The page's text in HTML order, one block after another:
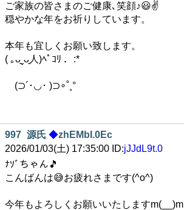
ご家族の皆さまのご健康､笑顔♪😃✌
穏やかな年をお祈りしています。
本年も宜しくお願い致します。
( ｡ᴗ͈ˬᴗ͈人)ﾍﾟｺﾘ ．:*
⁠ (⊃⁠´⁠･⁠◡⁠･⁠ ⁠)⁠⊃∘⁠˚⁠˳⁠°
997 源氏 ◆zhEMbI.0Ec
2026/01/03(土) 17:35:00 ID:jJJdL9t.0
ﾅｿﾞちゃん🎵
こんばんは😅お疲れさまです(^o^)
今年もよろしくお願いいたしますm(__)m